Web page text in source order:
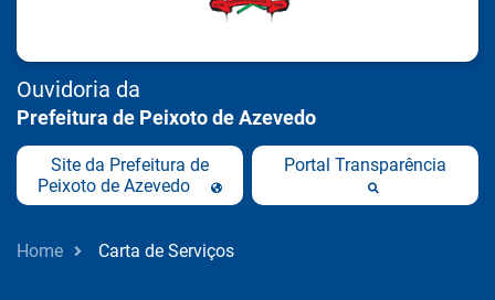
Ouvidoria da
Prefeitura de Peixoto de Azevedo
Site da Prefeitura de
Peixoto de Azevedo
Portal Transparência
Home Carta de Serviços